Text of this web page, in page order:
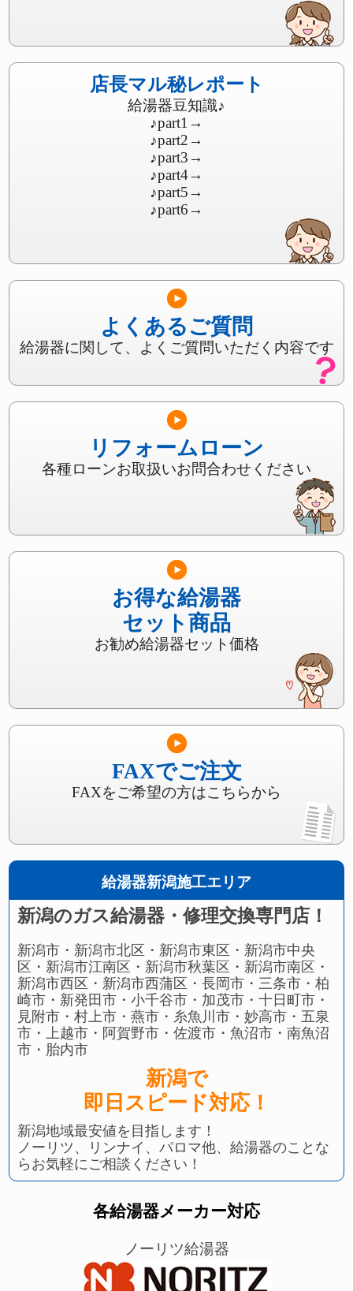
店長マル秘レポート
給湯器豆知識♪
♪part1→
♪part2→
♪part3→
♪part4→
♪part5→
♪part6→
よくあるご質問
給湯器に関して、よくご質問いただく内容です
リフォームローン
各種ローンお取扱いお問合わせください
お得な給湯器
セット商品
お勧め給湯器セット価格
FAXでご注文
FAXをご希望の方はこちらから
給湯器新潟施工エリア
新潟のガス給湯器・修理交換専門店！
新潟市・新潟市北区・新潟市東区・新潟市中央
区・新潟市江南区・新潟市秋葉区・新潟市南区・
新潟市西区・新潟市西蒲区・長岡市・三条市・柏
崎市・新発田市・小千谷市・加茂市・十日町市・
見附市・村上市・燕市・糸魚川市・妙高市・五泉
市・上越市・阿賀野市・佐渡市・魚沼市・南魚沼
市・胎内市
新潟で
即日スピード対応！
新潟地域最安値を目指します！
ノーリツ、リンナイ、パロマ他、給湯器のことな
らお気軽にご相談ください！
各給湯器メーカー対応
ノーリツ給湯器